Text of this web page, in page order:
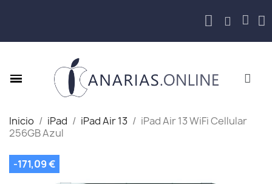
Inicio iPad iPad Air 13
iPad Air 13 WiFi Cellular
256GB Azul
-171,09 €